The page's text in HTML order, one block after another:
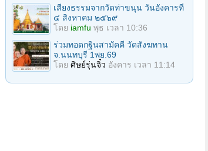
เสียงธรรมจากวัดท่าขนุน วันอังคารที่
๔ สิงหาคม ๒๕๖๙
โดย iamfu พุธ เวลา 10:36
ร่วมทอดกฐินสามัคคี วัดสังฆทาน
จ.นนทบุรี 1พย.69
โดย ศิษย์รุ่นจิ๋ว อังคาร เวลา 11:14